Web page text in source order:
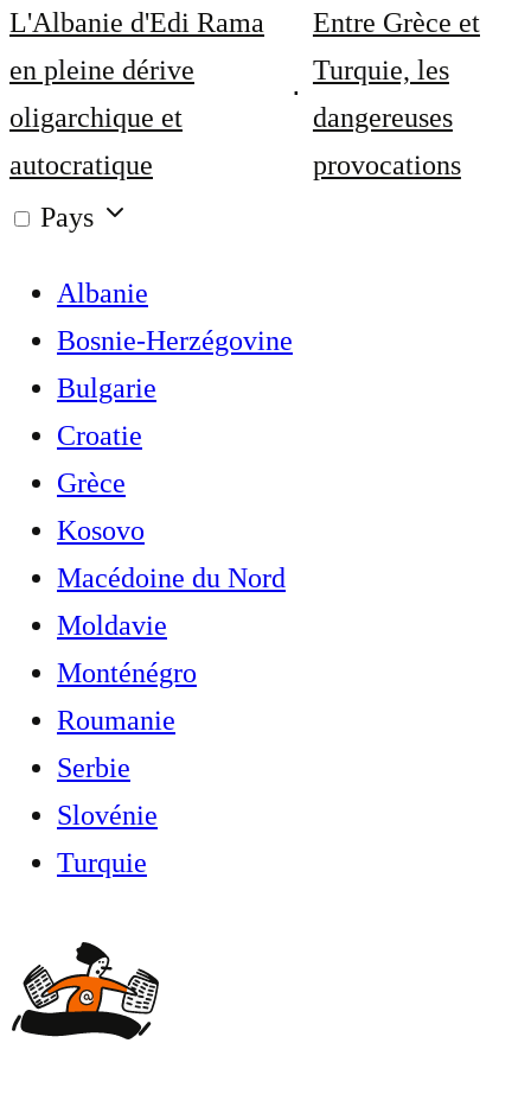
L'Albanie d'Edi Rama
en pleine dérive
oligarchique et
autocratique
Entre Grèce et
Turquie, les
dangereuses
provocations
Pays
Albanie
Bosnie-Herzégovine
Bulgarie
Croatie
Grèce
Kosovo
Macédoine du Nord
Moldavie
Monténégro
Roumanie
Serbie
Slovénie
Turquie